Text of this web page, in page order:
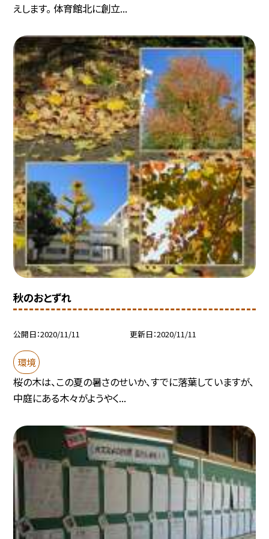
えします。 体育館北に創立...
秋のおとずれ
公開日 2020/11/11 更新日 2020/11/11
環境
桜の木は、この夏の暑さのせいか、すでに落葉していますが、
中庭にある木々がようやく...